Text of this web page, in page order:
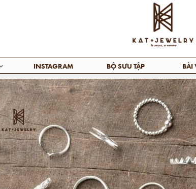
INSTAGRAM BỘ SƯU TẬP BÀI